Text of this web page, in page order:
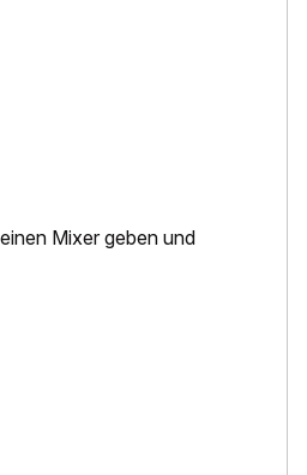
Mixer geben und